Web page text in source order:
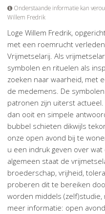
Onderstaande informatie kan
Willem Fredrik
Loge Willem Fredrik,
met een roemrucht
Vrijmetselarij. Als
symbolen en rituelen als
zoeken naar waarheid, met
de medemens. De
patronen zijn uiterst
dan ooit en simpele
bubbel schieten dikwijls
onze open avond bij te
u een indruk geven over
algemeen staat de
broederschap, vrijheid,
proberen dit te bereiken
worden middels
meer informatie: open